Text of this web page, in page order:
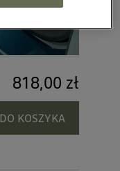
818,00 zł
DO KOSZYKA